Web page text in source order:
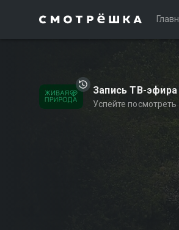
Запись ТВ-эфира
Успейте